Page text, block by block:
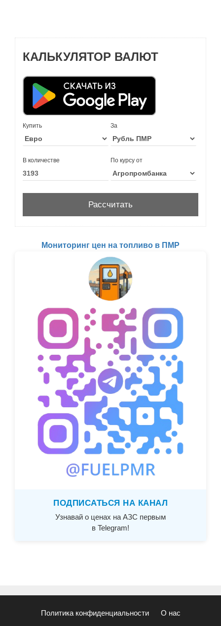
КАЛЬКУЛЯТОР ВАЛЮТ
Купить За
В количестве По курсу от
Мониторинг цен на топливо в ПМР
ПОДПИСАТЬСЯ НА КАНАЛ
Узнавай о ценах на АЗС первым
в Telegram!
Политика конфиденциальности О нас